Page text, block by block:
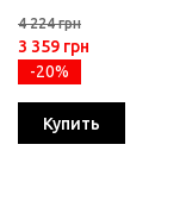
4 224 грн
3 359 грн
-20%
Купить